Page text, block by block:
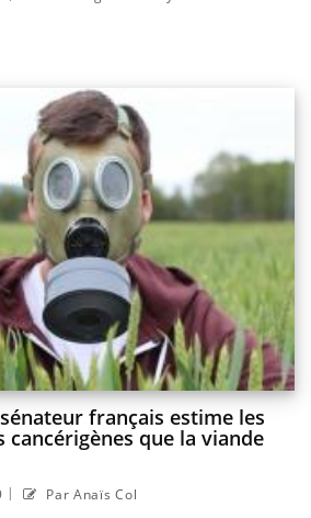
français estime les
cancérigènes que la viande
| Par Anaïs Col